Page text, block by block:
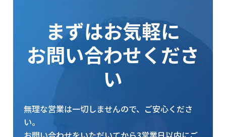
まずはお気軽に
お問い合わせくださ
い
無理な営業は一切しませんので、ご安心くださ
い。